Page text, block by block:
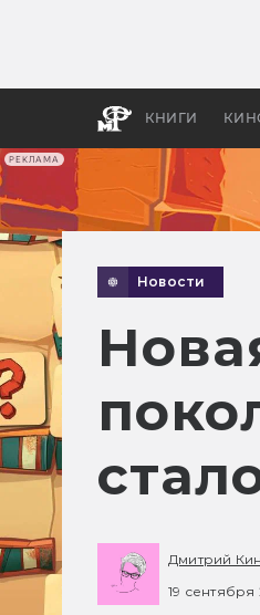
РЕКЛАМА
КНИГИ
Новости
Дмитрий
19 сентября